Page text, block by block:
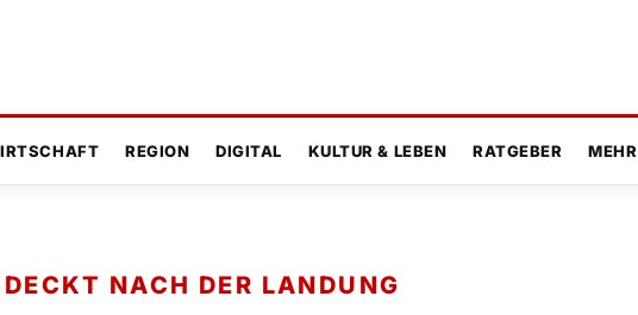
REGION DIGITAL KULTUR & LEBEN RATGEBER MEHR
NACH DER LANDUNG